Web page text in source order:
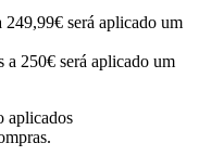
249,99€ será aplicado um
a 250€ será aplicado um
aplicados